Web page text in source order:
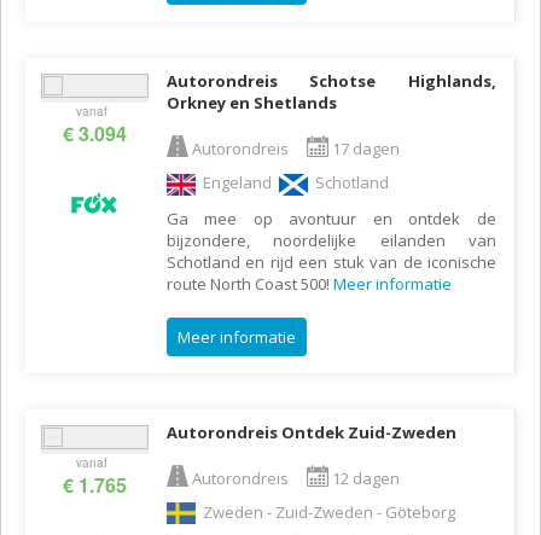
vanaf
€ 3.094
Autorondreis Schotse Highlands,
Orkney en Shetlands
Autorondreis
17 dagen
Engeland
Schotland
Ga mee op avontuur en ontdek de
bijzondere, noordelijke eilanden van
Schotland en rijd een stuk van de iconische
route North Coast 500! Meer informatie
Meer informatie
vanaf
€ 1.765
Autorondreis Ontdek Zuid-Zweden
Autorondreis
12 dagen
Zweden - Zuid-Zweden - Göteborg